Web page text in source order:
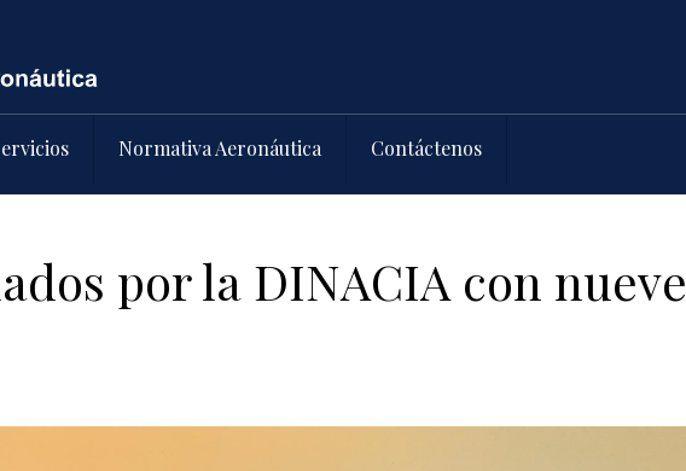
Normativa Aeronáutica Contáctenos
por la DINACIA con nueve